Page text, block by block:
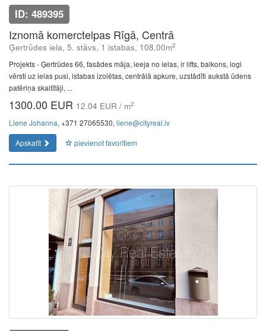
ID: 489395
Iznomā komerctelpas Rīgā, Centrā
Ģertrūdes iela, 5. stāvs, 1 istabas, 108.00m2
Projekts - Ģertrūdes 66, fasādes māja, ieeja no ielas, ir lifts, balkons, logi
vērsti uz ielas pusi, istabas izolētas, centrālā apkure, uzstādīti aukstā ūdens
patēriņa skaitītāji, ...
1300.00 EUR 12.04 EUR / m2
Liene Johanna, +371 27065530, liene@cityreal.lv
Apskatīt
pievienot favorītiem